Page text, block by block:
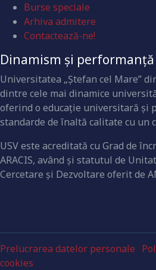
Burse speciale
Arhiva admitere
Contactează-ne!
Dinamism și performanță
Universitatea „Ştefan cel Mare”
dintre cele mai dinamice
oferind o educaţie universitară şi
standarde de înaltă calitate cu un
USV este acreditată cu Grad de
ARACIS, având şi statutul de
Cercetare şi Dezvoltare oferit de
Prelucrarea datelor personale
cookies